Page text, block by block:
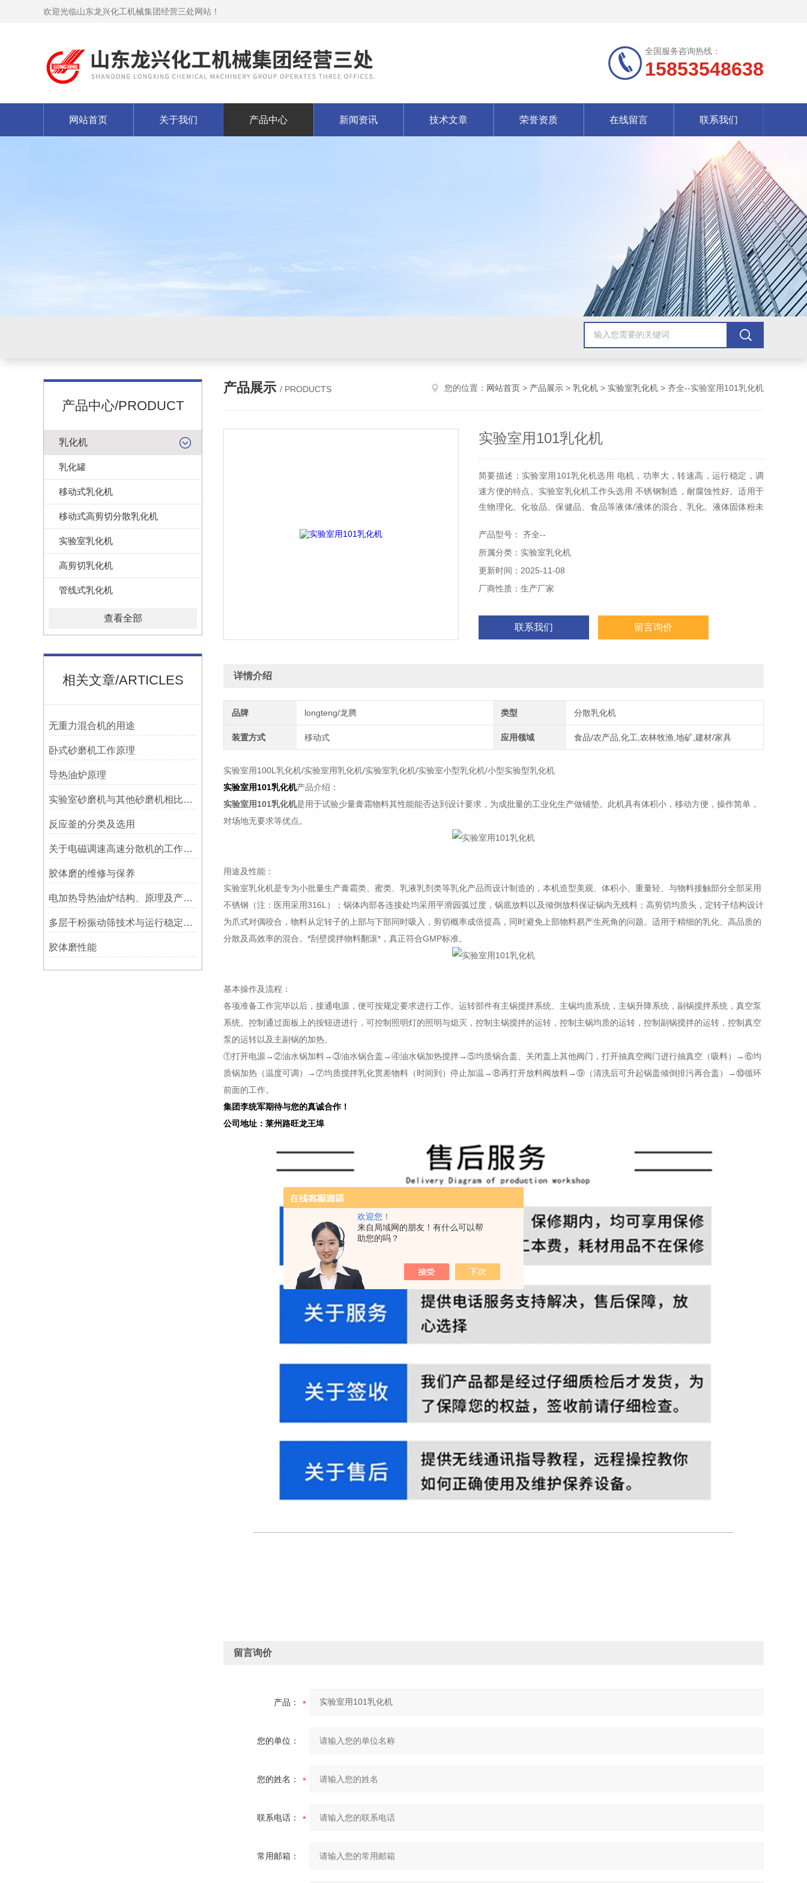
欢迎您！
来自局域网的朋友！有什么可以帮
助您的吗？
欢迎光临山东龙兴化工机械集团经营三处网站！
全国服务咨询热线：
15853548638
网站首页 关于我们 产品中心 新闻资讯 技术文章 荣誉资质 在线留言 联系我们
产品中心/PRODUCT
乳化机
乳化罐
移动式乳化机
移动式高剪切分散乳化机
实验室乳化机
高剪切乳化机
管线式乳化机
查看全部
相关文章/ARTICLES
无重力混合机的用途
卧式砂磨机工作原理
导热油炉原理
实验室砂磨机与其他砂磨机相比具有哪些优势
反应釜的分类及选用
关于电磁调速高速分散机的工作原理你都了解多少
胶体磨的维修与保养
电加热导热油炉结构、原理及产品使用特点
多层干粉振动筛技术与运行稳定性方法
胶体磨性能
产品展示 / PRODUCTS 您的位置： 网站首页 > 产品展示 > 乳化机 > 实验室乳化机 > 齐全--实验室用101乳化机
实验室用101乳化机
简要描述：实验室用101乳化机选用 电机，功率大，转速高，运行稳定，调
速方便的特点。实验室乳化机工作头选用 不锈钢制造，耐腐蚀性好。适用于
生物理化、化妆品、保健品、食品等液体/液体的混合、乳化。液体固体粉未
产品型号： 齐全--
所属分类：实验室乳化机
更新时间：2025-11-08
厂商性质：生产厂家
联系我们 留言询价
详情介绍
品牌 longteng/龙腾 类型 分散乳化机
装置方式 移动式 应用领域 食品/农产品,化工,农林牧渔,地矿,建材/家具
实验室用100L乳化机/实验室用乳化机/实验室乳化机/实验室小型乳化机/小型实验型乳化机
实验室用101乳化机产品介绍：
实验室用101乳化机是用于试验少量膏霜物料其性能能否达到设计要求，为成批量的工业化生产做铺垫。此机具有体积小，移动方便，操作简单，
对场地无要求等优点。
用途及性能：
实验室乳化机是专为小批量生产膏霜类、蜜类、乳液乳剂类等乳化产品而设计制造的，本机造型美观、体积小、重量轻、与物料接触部分全部采用
不锈钢（注：医用采用316L）；锅体内部各连接处均采用平滑园弧过度，锅底放料以及倾倒放料保证锅内无残料；高剪切均质头，定转子结构设计
为爪式对偶咬合，物料从定转子的上部与下部同时吸入，剪切概率成倍提高，同时避免上部物料易产生死角的问题。适用于精细的乳化、高品质的
分散及高效率的混合。*刮壁搅拌物料翻滚*，真正符合GMP标准。
基本操作及流程：
各项准备工作完毕以后，接通电源，便可按规定要求进行工作。运转部件有主锅搅拌系统、主锅均质系统，主锅升降系统，副锅搅拌系统，真空泵
系统。控制通过面板上的按钮进进行，可控制照明灯的照明与熄灭，控制主锅搅拌的运转，控制主锅均质的运转，控制副锅搅拌的运转，控制真空
泵的运转以及主副锅的加热。
①打开电源→②油水锅加料→③油水锅合盖→④油水锅加热搅拌→⑤均质锅合盖、关闭盖上其他阀门，打开抽真空阀门进行抽真空（吸料）→⑥均
质锅加热（温度可调）→⑦均质搅拌乳化贯差物料（时间到）停止加温→⑧再打开放料阀放料→⑨（清洗后可升起锅盖倾倒排污再合盖）→⑩循环
前面的工作。
集团李统军期待与您的真诚合作！
公司地址：莱州路旺龙王埠
留言询价
产品：
您的单位：
您的姓名：
联系电话：
常用邮箱：